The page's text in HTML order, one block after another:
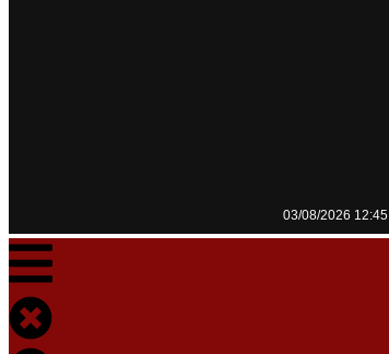
03/08/2026 12:45